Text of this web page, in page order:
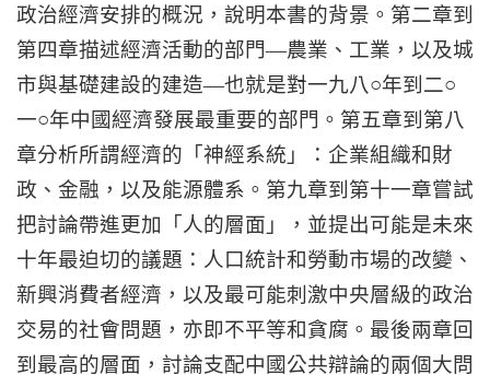
政治經濟安排的概況，說明本書的背景。第二章到
第四章描述經濟活動的部門―農業、工業，以及城
市與基礎建設的建造―也就是對一九八○年到二○
一○年中國經濟發展最重要的部門。第五章到第八
章分析所謂經濟的「神經系統」：企業組織和財
政、金融，以及能源體系。第九章到第十一章嘗試
把討論帶進更加「人的層面」，並提出可能是未來
十年最迫切的議題：人口統計和勞動市場的改變、
新興消費者經濟，以及最可能刺激中央層級的政治
交易的社會問題，亦即不平等和貪腐。最後兩章回
到最高的層面，討論支配中國公共辯論的兩個大問